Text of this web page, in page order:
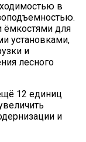
в
для
установками,
и
лесного
12 единиц
и